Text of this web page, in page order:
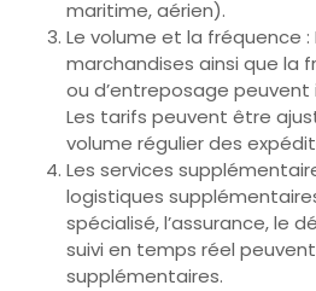
maritime, aérien).
Le volume et la fréquence
marchandises ainsi que la
ou d’entreposage peuvent
Les tarifs peuvent être
volume régulier des
Les services
logistiques
spécialisé, l’assurance, le
suivi en temps réel
supplémentaires.